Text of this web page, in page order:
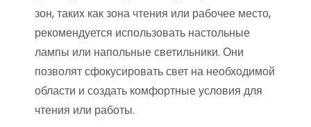
зон, таких как зона чтения или рабочее место,
рекомендуется использовать настольные
лампы или напольные светильники. Они
позволят сфокусировать свет на необходимой
области и создать комфортные условия для
чтения или работы.